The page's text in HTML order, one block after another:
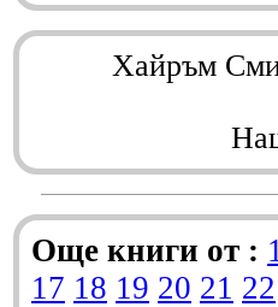
Хайръм
Още книги от :
17 18 19 20 21 22